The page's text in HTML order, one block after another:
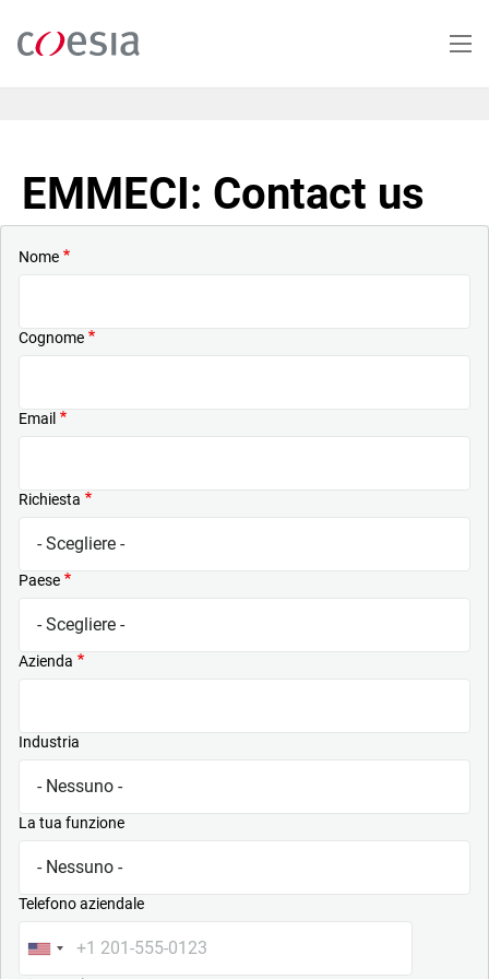
contenuto
EMMECI: Contact us
Nome
Cognome
Email
Richiesta
Paese
Azienda
Industria
La tua funzione
Telefono aziendale